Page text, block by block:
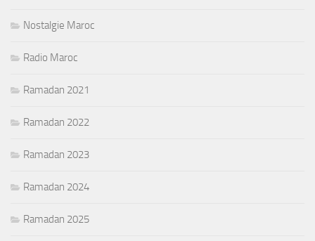
Nostalgie Maroc
Radio Maroc
Ramadan 2021
Ramadan 2022
Ramadan 2023
Ramadan 2024
Ramadan 2025